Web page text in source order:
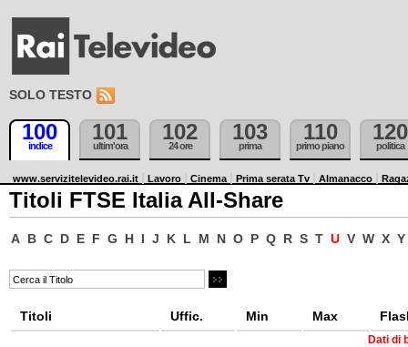
SOLO TESTO
100
indice
101
ultim'ora
102
24 ore
103
prima
110
primo piano
120
politica
www.servizitelevideo.rai.it Lavoro Cinema Prima serata Tv Almanacco
Titoli FTSE Italia All-Share
A B C D E F G H I J K L M N O P Q R S T U V W X Y
Titoli Uffic. Min Max
Dati di